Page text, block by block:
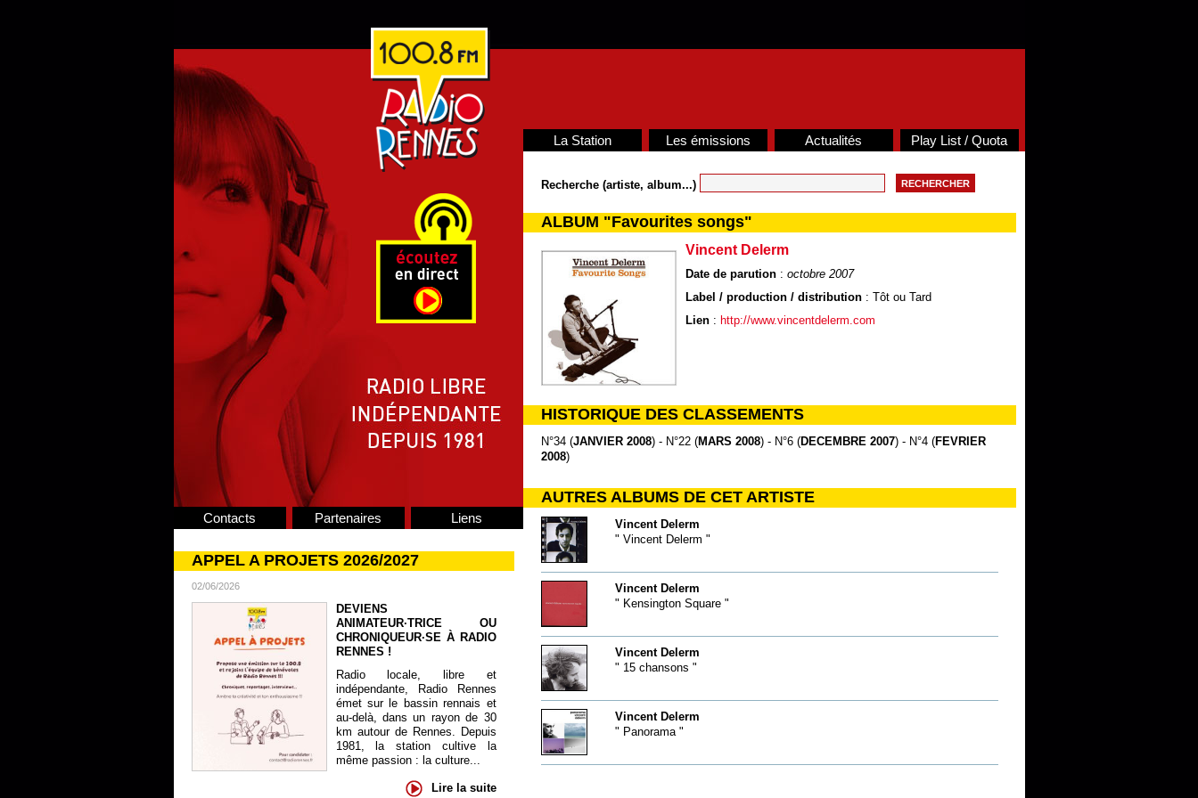
Contacts Partenaires Liens
APPEL A PROJETS 2026/2027
02/06/2026
DEVIENS
ANIMATEUR·TRICE OU
CHRONIQUEUR·SE À RADIO
RENNES !
Radio locale, libre et
indépendante, Radio Rennes
émet sur le bassin rennais et
au-delà, dans un rayon de 30
km autour de Rennes. Depuis
1981, la station cultive la
même passion : la culture...
Lire la suite
La Station Les émissions Actualités Play List / Quota
Recherche (artiste, album...)
ALBUM "Favourites songs"
Vincent Delerm
Date de parution: octobre 2007
Label / production / distribution: Tôt ou Tard
Lien: http://www.vincentdelerm.com
HISTORIQUE DES CLASSEMENTS
N°34 (JANVIER 2008) - N°22 (MARS 2008) - N°6 (DECEMBRE 2007) - N°4 (FEVRIER
2008)
AUTRES ALBUMS DE CET ARTISTE
Vincent Delerm
" Vincent Delerm "
Vincent Delerm
" Kensington Square "
Vincent Delerm
" 15 chansons "
Vincent Delerm
" Panorama "